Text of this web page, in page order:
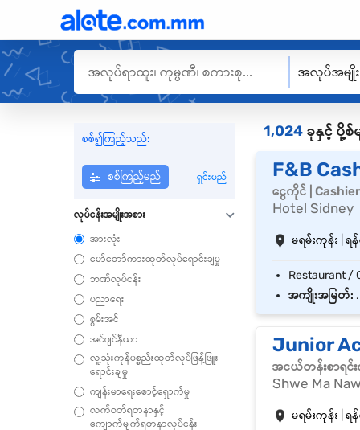
အလုပ်အမျိုး
စစ်၍ကြည့်သည်:
စစ်ကြည့်မည် ရှင်းမည်
လုပ်ငန်းအမျိုးအစား
အားလုံး
မော်တော်ကားထုတ်လုပ်ရောင်းချမှု
ဘဏ်လုပ်ငန်း
ပညာရေး
စွမ်းအင်
အင်ဂျင်နီယာ
လူ့သုံးကုန်ပစ္စည်းထုတ်လုပ်ဖြန့်ဖြူး
ရောင်းချမှု
ကျန်းမာရေးစောင့်ရှောက်မှု
လက်ဝတ်ရတနာနှင့်
ကျောက်မျက်ရတနာလုပ်ငန်း
1,024 ခုနှင့် ပို့စ်
F&B
ငွေကိုင် | Cashier
Hotel Sidney
မရမ်းကုန်း |
အကျိုးအမြတ်: .
Junior
အငယ်တန်းစာရင်း
Shwe Ma
မရမ်းကုန်း |